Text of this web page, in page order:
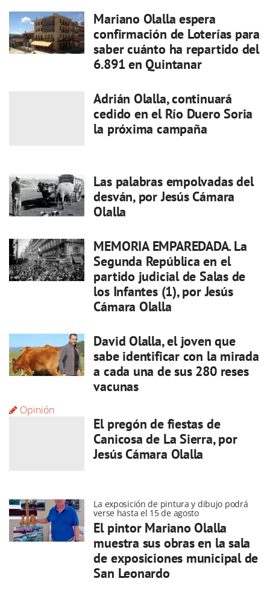
Mariano Olalla espera
confirmación de Loterías para
saber cuánto ha repartido del
6.891 en Quintanar
Adrián Olalla, continuará
cedido en el Río Duero Soria
la próxima campaña
Las palabras empolvadas del
desván, por Jesús Cámara
Olalla
MEMORIA EMPAREDADA. La
Segunda República en el
partido judicial de Salas de
los Infantes (1), por Jesús
Cámara Olalla
David Olalla, el joven que
sabe identificar con la mirada
a cada una de sus 280 reses
vacunas
Opinión
El pregón de fiestas de
Canicosa de La Sierra, por
Jesús Cámara Olalla
La exposición de pintura y dibujo podrá
verse hasta el 15 de agosto
El pintor Mariano Olalla
muestra sus obras en la sala
de exposiciones municipal de
San Leonardo